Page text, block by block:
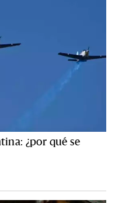
¿por qué se